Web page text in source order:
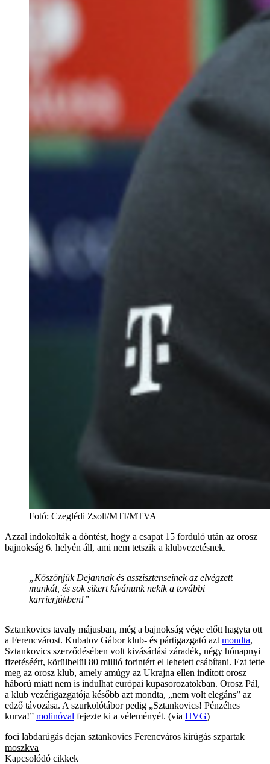
Fotó: Czeglédi Zsolt/MTI/MTVA
Azzal indokolták a döntést, hogy a csapat 15 forduló után az orosz
bajnokság 6. helyén áll, ami nem tetszik a klubvezetésnek.
„Köszönjük Dejannak és asszisztenseinek az elvégzett
munkát, és sok sikert kívánunk nekik a további
karrierjükben!”
Sztankovics tavaly májusban, még a bajnokság vége előtt hagyta ott
a Ferencvárost. Kubatov Gábor klub- és pártigazgató azt mondta,
Sztankovics szerződésében volt kivásárlási záradék, négy hónapnyi
fizetéséért, körülbelül 80 millió forintért el lehetett csábítani. Ezt tette
meg az orosz klub, amely amúgy az Ukrajna ellen indított orosz
háború miatt nem is indulhat európai kupasorozatokban. Orosz Pál,
a klub vezérigazgatója később azt mondta, „nem volt elegáns” az
edző távozása. A szurkolótábor pedig „Sztankovics! Pénzéhes
kurva!” molinóval fejezte ki a véleményét. (via HVG)
foci labdarúgás dejan sztankovics Ferencváros kirúgás szpartak
moszkva
Kapcsolódó cikkek